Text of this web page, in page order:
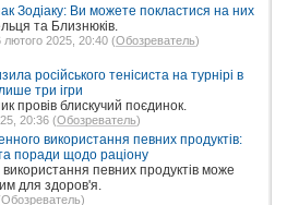
Зодіаку: Ви можете покластися на них
та Близнюків.
лютого 2025, 20:40 (Обозреватель)
російського тенісиста на турнірі в
три ігри
провів блискучий поєдинок.
20:36 (Обозреватель)
використання певних продуктів:
поради щодо раціону
певних продуктів може
для здоров'я.
Обозреватель)